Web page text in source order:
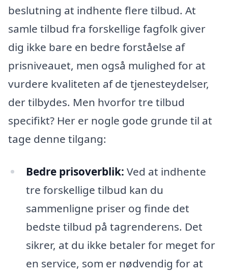
beslutning at indhente flere tilbud. At
samle tilbud fra forskellige fagfolk giver
dig ikke bare en bedre forståelse af
prisniveauet, men også mulighed for at
vurdere kvaliteten af de tjenesteydelser,
der tilbydes. Men hvorfor tre tilbud
specifikt? Her er nogle gode grunde til at
tage denne tilgang:
Bedre prisoverblik: Ved at indhente
tre forskellige tilbud kan du
sammenligne priser og finde det
bedste tilbud på tagrenderens. Det
sikrer, at du ikke betaler for meget for
en service, som er nødvendig for at